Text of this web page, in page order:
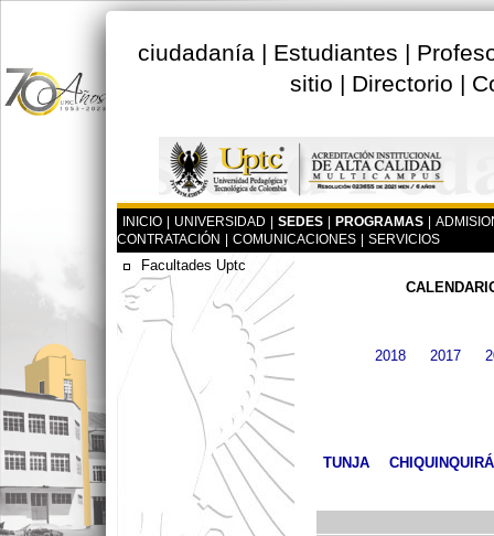
ciudadanía | Estudiantes |
sitio | Directorio |
INICIO UNIVERSIDAD SEDES PROGRAMAS
CONTRATACIÓN
COMUNICACIONES SERVICIOS
Facultades Uptc
2018 2017
TUNJA CHIQUINQUIRÁ